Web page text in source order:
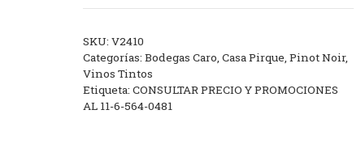
SKU: V2410
Categorías: Bodegas Caro Casa Pirque Pinot Noir,
Vinos Tintos
Etiqueta: CONSULTAR PRECIO Y PROMOCIONES
AL 11-6-564-0481